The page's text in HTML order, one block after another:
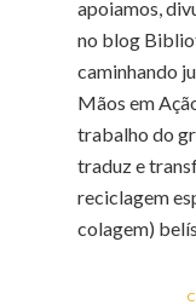
apoiamos,
no blog
caminhando
Mãos em
trabalho do
traduz e
reciclagem
colagem)